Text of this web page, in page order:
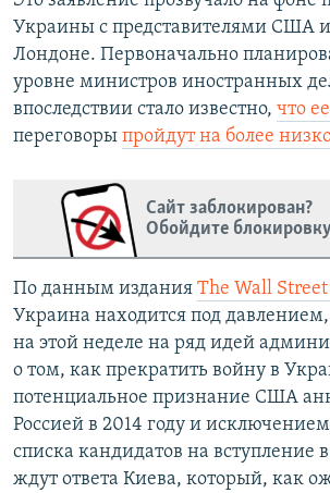
Украины с представителями США
Лондоне. Первоначально
уровне министров иностранных
впоследствии стало известно, что
переговоры пройдут на более
Сайт заблокирован?
Обойдите
По данным издания The Wall
Украина находится под
на этой неделе на ряд идей
о том, как прекратить войну в
потенциальное признание США
Россией в 2014 году и
списка кандидатов на
ждут ответа Киева, который, как